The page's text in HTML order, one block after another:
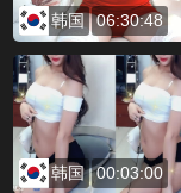
韩国 06:30:48
韩国 00:03:00